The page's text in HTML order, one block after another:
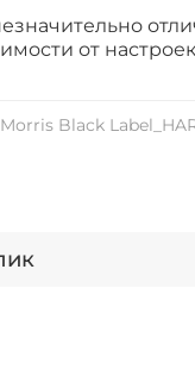
Black
от